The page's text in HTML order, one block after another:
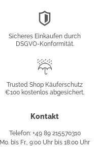
Sicheres Einkaufen durch
DSGVO-Konformität.
Käuferschutz
Trusted Shop Käuferschutz
€100 kostenlos abgesichert.
Kontakt
Telefon: +49 89 215570310
Mo. bis Fr., 9:00 Uhr bis 18:00 Uhr